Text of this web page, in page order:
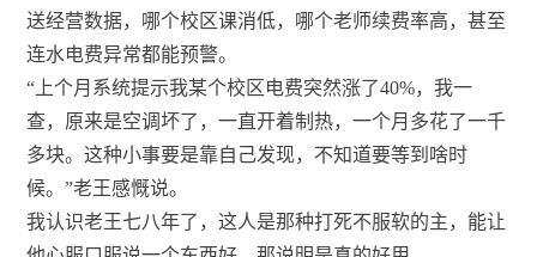
送经营数据，哪个校区课消低，哪个老师续费率高，甚至
连水电费异常都能预警。
“上个月系统提示我某个校区电费突然涨了40%，我一
查，原来是空调坏了，一直开着制热，一个月多花了一千
多块。这种小事要是靠自己发现，不知道要等到啥时
候。”老王感慨说。
我认识老王七八年了，这人是那种打死不服软的主，能让